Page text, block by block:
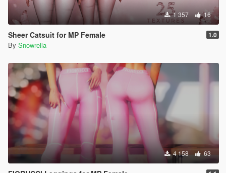
1 357 16
Sheer Catsuit for MP Female 1.0
By Snowrella
4 158 63